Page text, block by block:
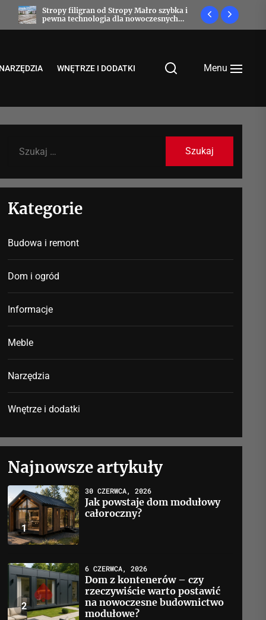
i
Prefabrykaty betonowe, które budują
przyszłość
WNĘTRZE I DODATKI Menu
Kategorie
Budowa i remont
Dom i ogród
Informacje
Meble
Narzędzia
Wnętrze i dodatki
Najnowsze artykuły
1
30 CZERWCA, 2026
Jak powstaje dom modułowy
całoroczny?
2
6 CZERWCA, 2026
Dom z kontenerów – czy
rzeczywiście warto postawić
na nowoczesne budownictwo
modułowe?